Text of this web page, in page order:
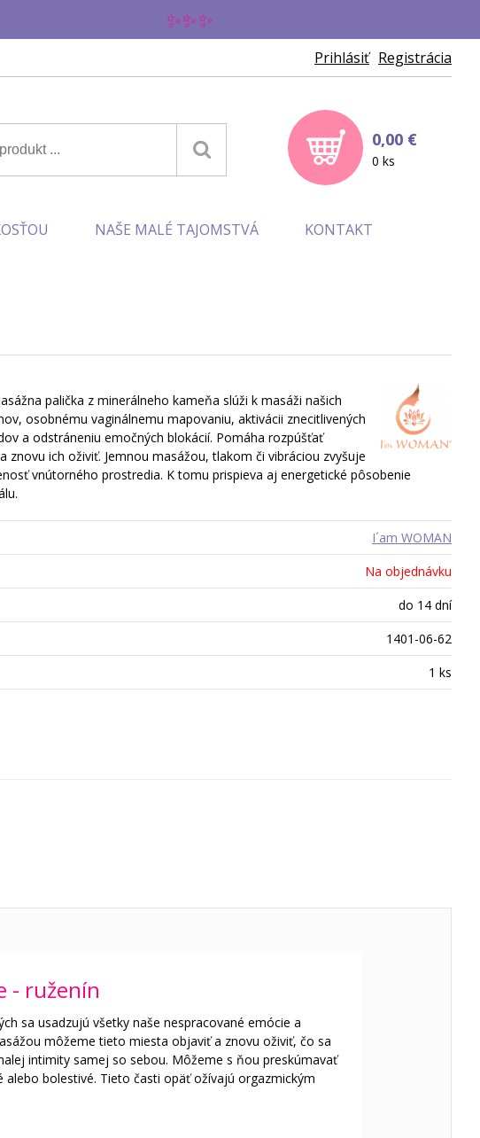
Prihlásiť Registrácia
0,00 €
0 ks
palička z minerálneho kameňa slúži k masáži našich
osobnému vaginálnemu mapovaniu, aktivácii znecitlivených
a odstráneniu emočných blokácií. Pomáha rozpúšťať
znovu ich oživiť. Jemnou masážou, tlakom či vibráciou zvyšuje
vnútorného prostredia. K tomu prispieva aj energetické pôsobenie
I´am WOMAN
Na objednávku
do 14 dní
1401-06-62
1 ks
- ruženín
sa usadzujú všetky naše nespracované emócie a
môžeme tieto miesta objaviť a znovu oživiť, čo sa
intimity samej so sebou. Môžeme s ňou preskúmavať
bolestivé. Tieto časti opäť ožívajú orgazmickým
NAŠE MALÉ TAJOMSTVÁ KONTAKT